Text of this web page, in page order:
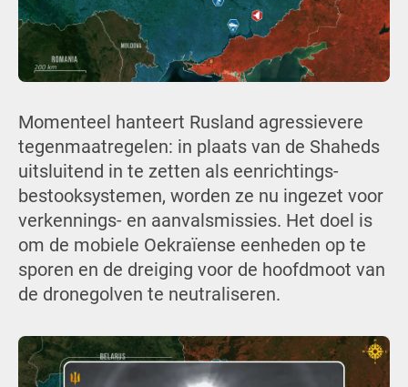
Momenteel hanteert Rusland agressievere
tegenmaatregelen: in plaats van de Shaheds
uitsluitend in te zetten als eenrichtings-
bestooksystemen, worden ze nu ingezet voor
verkennings- en aanvalsmissies. Het doel is
om de mobiele Oekraïense eenheden op te
sporen en de dreiging voor de hoofdmoot van
de dronegolven te neutraliseren.